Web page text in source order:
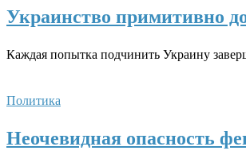
Украинство примитивно
Каждая попытка подчинить Украину
Политика
Неочевидная опасность